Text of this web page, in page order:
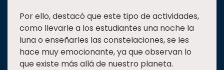
Por ello, destacó que este tipo de actividades,
como llevarle a los estudiantes una noche la
luna o enseñarles las constelaciones, se les
hace muy emocionante, ya que observan lo
que existe más allá de nuestro planeta.